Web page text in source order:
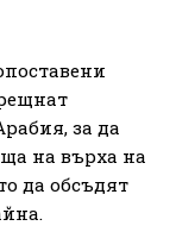
за да
на върха на
да обсъдят